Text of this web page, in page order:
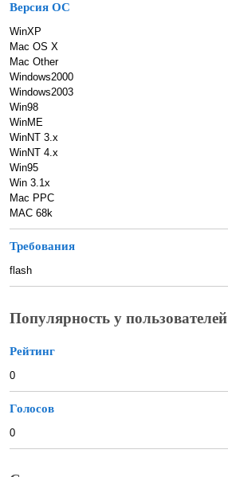
Версия ОС
WinXP
Mac OS X
Mac Other
Windows2000
Windows2003
Win98
WinME
WinNT 3.x
WinNT 4.x
Win95
Win 3.1x
Mac PPC
MAC 68k
Требования
flash
Популярность у пользователей
Рейтинг
0
Голосов
0